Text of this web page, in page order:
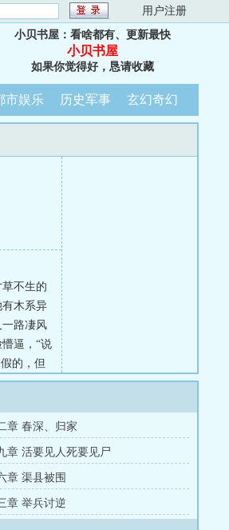
用户注册
小贝书屋：看啥都有、更新最快
小贝书屋
如果你觉得好，恳请收藏
市娱乐 历史军事 玄幻奇幻
不生的
木系异
路凄风
逼，“说
的，但
本人同
章 春深、归家
章 活要见人死要见尸
章 渠县被围
章 举兵讨逆